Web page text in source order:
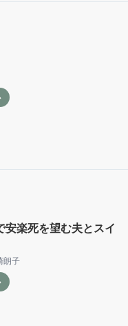
楽死を望む夫とスイ
朗子